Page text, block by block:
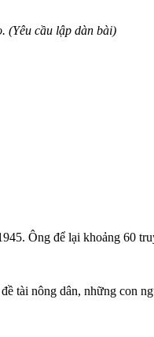
(Yêu cầu lập dàn bài)
Ông để lại khoảng 60
tài nông dân, những con